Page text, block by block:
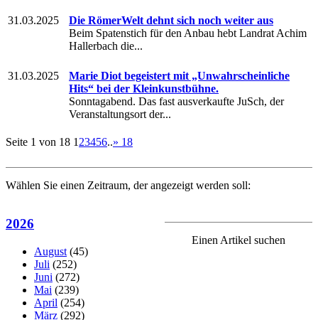
31.03.2025
Die RömerWelt dehnt sich noch weiter aus
Beim Spatenstich für den Anbau hebt Landrat Achim
Hallerbach die...
31.03.2025
Marie Diot begeistert mit „Unwahrscheinliche
Hits“ bei der Kleinkunstbühne.
Sonntagabend. Das fast ausverkaufte JuSch, der
Veranstaltungsort der...
Seite 1 von 18 1 23456..» 18
Wählen Sie einen Zeitraum, der angezeigt werden soll:
2026
August (45)
Juli (252)
Juni (272)
Mai (239)
April (254)
März (292)
Einen Artikel suchen